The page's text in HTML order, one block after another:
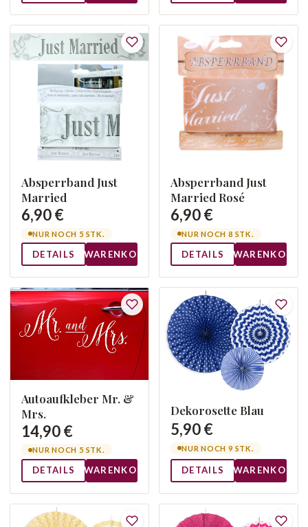
Absperrband Just
Married
6,90 €
NUR NOCH 5 STK.
DETAILS WARENKORB
Absperrband Just
Married Rosé
6,90 €
NUR NOCH 8 STK.
DETAILS WARENKORB
Autoaufkleber Mr. &
Mrs.
14,90 €
NUR NOCH 5 STK.
DETAILS WARENKORB
Dekorosette Blau
5,90 €
NUR NOCH 9 STK.
DETAILS WARENKORB